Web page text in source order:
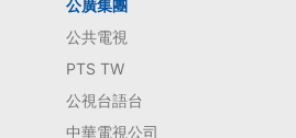
公廣集團
公共電視
PTS TW
公視台語台
中華電視公司